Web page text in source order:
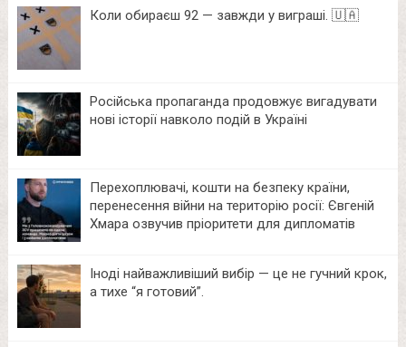
Коли обираєш 92 — завжди у виграші. 🇺🇦
Російська пропаганда продовжує вигадувати
нові історії навколо подій в Україні
Перехоплювачі, кошти на безпеку країни,
перенесення війни на територію росії: Євгеній
Хмара озвучив пріоритети для дипломатів
Іноді найважливіший вибір — це не гучний крок,
а тихе “я готовий”.